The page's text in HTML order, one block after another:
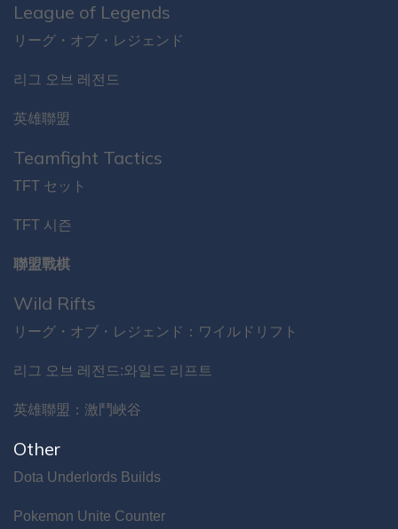
League of Legends
リーグ・オブ・レジェンド
리그 오브 레전드
英雄聯盟
Teamfight Tactics
TFT セット
TFT 시즌
聯盟戰棋
Wild Rifts
リーグ・オブ・レジェンド：ワイルドリフト
리그 오브 레전드:와일드 리프트
英雄聯盟：激鬥峽谷
Other
Dota Underlords Builds
Pokemon Unite Counter